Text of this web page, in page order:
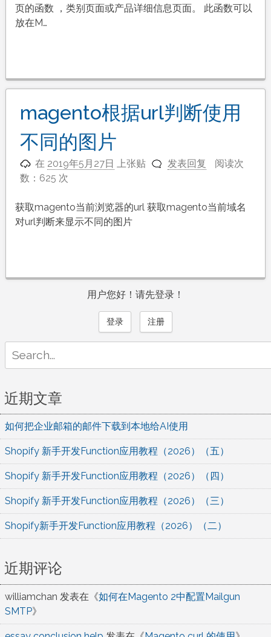
页的函数 ，类别页面或产品详细信息页面。 此函数可以
放在M…
magento根据url判断使用
不同的图片
在 2019年5月27日 上张贴 发表回复
阅读次
数：625 次
获取magento当前浏览器的url 获取magento当前域名
对url判断来显示不同的图片
用户您好！请先登录！
登录 注册
for:
近期文章
如何把企业邮箱的邮件下载到本地给AI使用
Shopify 新手开发Function应用教程（2026）（五）
Shopify 新手开发Function应用教程（2026）（四）
Shopify 新手开发Function应用教程（2026）（三）
Shopify新手开发Function应用教程（2026）（二）
近期评论
williamchan 发表在《如何在Magento 2中配置Mailgun
SMTP》